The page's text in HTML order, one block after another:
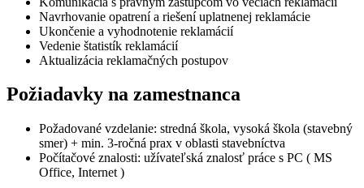
Navrhovanie opatrení a riešení uplatnenej reklamácie
Ukončenie a vyhodnotenie reklamácií
Vedenie štatistík reklamácií
Aktualizácia reklamačných postupov
Požiadavky na zamestnanca
Požadované vzdelanie: stredná škola, vysoká škola (stavebný
smer) + min. 3-ročná prax v oblasti stavebníctva
Počítačové znalosti: užívateľská znalosť práce s PC ( MS
Office, Internet )